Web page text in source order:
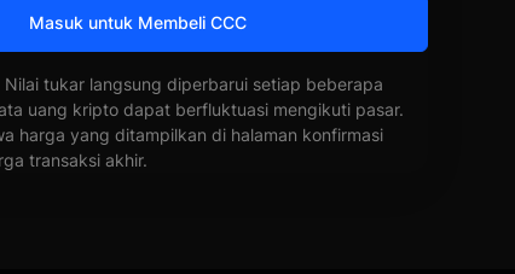
Masuk untuk Membeli CCC
Nilai tukar langsung diperbarui setiap beberapa
uang kripto dapat berfluktuasi mengikuti pasar.
harga yang ditampilkan di halaman konfirmasi
transaksi akhir.